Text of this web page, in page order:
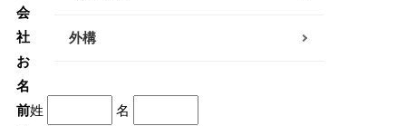
南足柄・開成・山北エリア
外構
会
社
お
名
前姓 名